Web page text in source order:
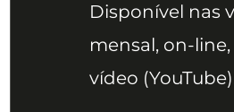
Disponível nas
mensal, on-
vídeo